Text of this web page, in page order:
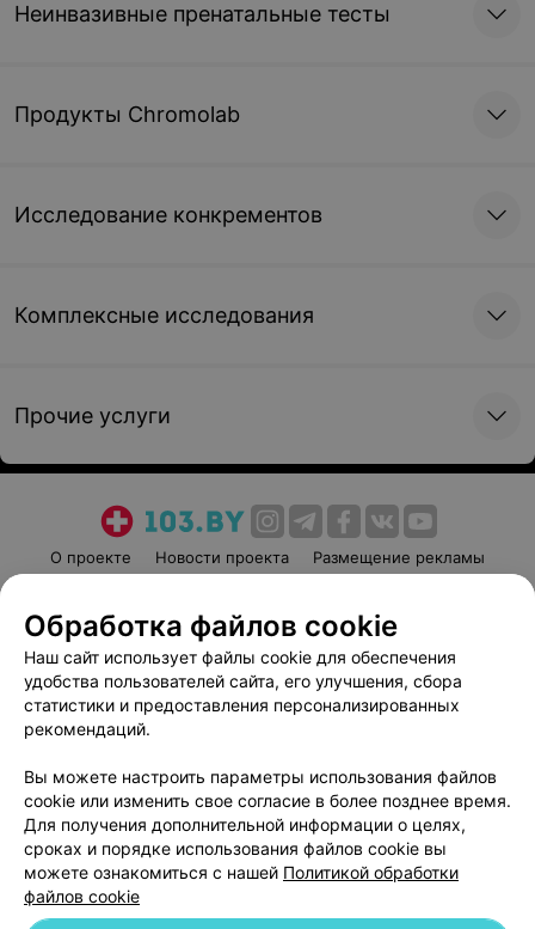
Неинвазивные пренатальные тесты
Продукты Chromolab
Исследование конкрементов
Комплексные исследования
Прочие услуги
О проекте Новости проекта
Размещение рекламы
Пользовательское соглашение
Способы оплаты
Вакансии
Партнеры
Написать руководителю 103.by
Обработка персональных данных
Обработка файлов cookie
Наш сайт использует файлы cookie для обеспечения
удобства пользователей сайта, его улучшения, сбора
статистики и предоставления персонализированных
рекомендаций.
Вы можете настроить параметры использования файлов
cookie или изменить свое согласие в более позднее время.
Для получения дополнительной информации о целях,
сроках и порядке использования файлов cookie вы
можете ознакомиться с нашей Политикой обработки
файлов cookie